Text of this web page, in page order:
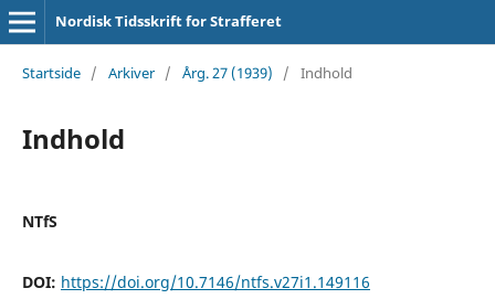
Nordisk Tidsskrift for Strafferet
Startside / Arkiver / Årg. 27 (1939) / Indhold
Indhold
NTfS
DOI: https://doi.org/10.7146/ntfs.v27i1.149116